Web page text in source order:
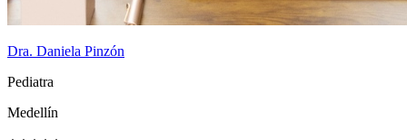
Dra. Daniela Pinzón
Pediatra
Medellín